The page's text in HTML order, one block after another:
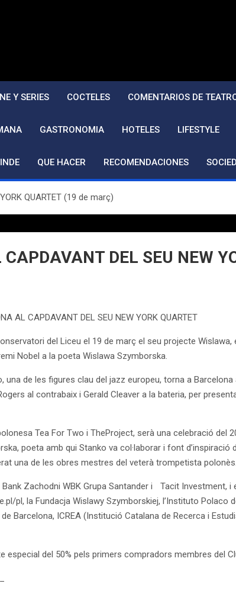
Y SERIES COCTELES COMENTARIOS DE
GASTRONOMIA HOTELES LIFESTYLE
QUE HACER RECOMENDACIONES
QUARTET (19 de març)
DEL SEU NEW
AL CAPDAVANT DEL SEU NEW YORK QUARTET
del Liceu el 19 de març el seu projecte
Nobel a la poeta Wislawa Szymborska.
de les figures clau del jazz europeu, torna a
al contrabaix i Gerald Cleaver a la bateria, per
Tea For Two i TheProject, serà una celebració del
poeta amb qui Stanko va col·laborar i font d’inspiració
una de les obres mestres del veterà trompetista polonès.
Zachodni WBK Grupa Santander i Tacit Investment, i
pl, la Fundacja Wislawy Szymborskiej, l’Instituto Polaco
Barcelona, ICREA (Institució Catalana de Recerca i
del 50% pels primers compradors membres del